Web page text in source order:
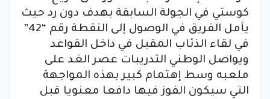
كوستي في الجولة السابقة بهدف دون رد حيث
يأمل الفريق في الوصول إلى النقطة رقم “42”
في لقاء الذئاب المقبل في داخل القواعد
ويواصل الوطني التدريبات عصر الغد على
ملعبه وسط إهتمام كبير بهذه المواجهة
التي سيكون الفوز فيها دافعا معنويا قبل